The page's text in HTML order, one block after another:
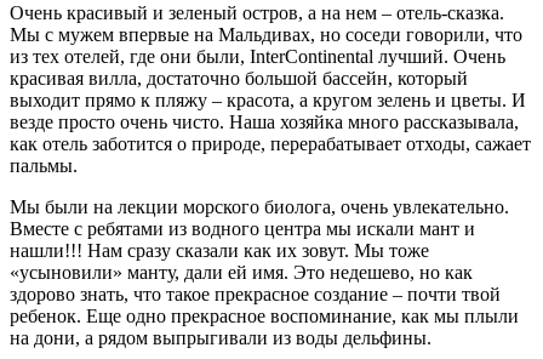
Очень красивый и зеленый остров, а на нем – отель-сказка.
Мы с мужем впервые на Мальдивах, но соседи говорили, что
из тех отелей, где они были, InterContinental лучший. Очень
красивая вилла, достаточно большой бассейн, который
выходит прямо к пляжу – красота, а кругом зелень и цветы. И
везде просто очень чисто. Наша хозяйка много рассказывала,
как отель заботится о природе, перерабатывает отходы, сажает
пальмы.
Мы были на лекции морского биолога, очень увлекательно.
Вместе с ребятами из водного центра мы искали мант и
нашли!!! Нам сразу сказали как их зовут. Мы тоже
«усыновили» манту, дали ей имя. Это недешево, но как
здорово знать, что такое прекрасное создание – почти твой
ребенок. Еще одно прекрасное воспоминание, как мы плыли
на дони, а рядом выпрыгивали из воды дельфины.